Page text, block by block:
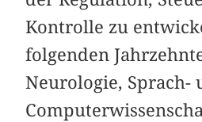
Kontrolle zu
folgenden
Neurologie, Sprach-